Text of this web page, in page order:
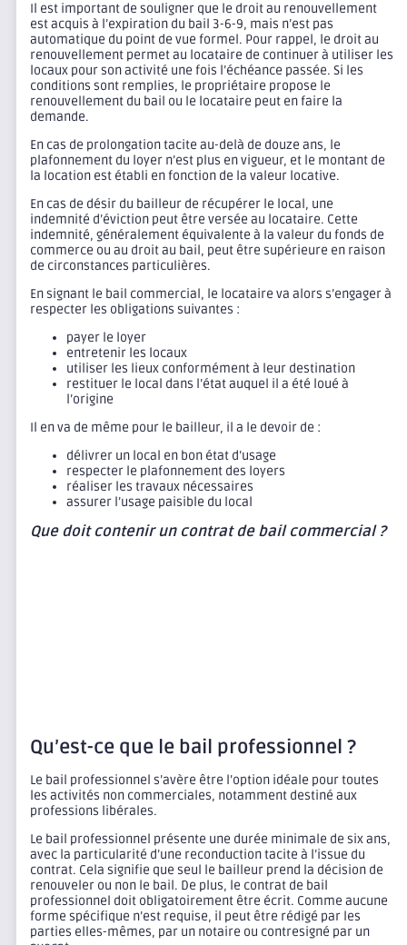
Il est important de souligner que le droit au renouvellement
est acquis à l’expiration du bail 3-6-9, mais n’est pas
automatique du point de vue formel. Pour rappel, le droit au
renouvellement permet au locataire de continuer à utiliser les
locaux pour son activité une fois l’échéance passée. Si les
conditions sont remplies, le propriétaire propose le
renouvellement du bail ou le locataire peut en faire la
demande.
En cas de prolongation tacite au-delà de douze ans, le
plafonnement du loyer n’est plus en vigueur, et le montant de
la location est établi en fonction de la valeur locative.
En cas de désir du bailleur de récupérer le local, une
indemnité d’éviction peut être versée au locataire. Cette
indemnité, généralement équivalente à la valeur du fonds de
commerce ou au droit au bail, peut être supérieure en raison
de circonstances particulières.
En signant le bail commercial, le locataire va alors s’engager à
respecter les obligations suivantes :
payer le loyer
entretenir les locaux
utiliser les lieux conformément à leur destination
restituer le local dans l’état auquel il a été loué à
l’origine
Il en va de même pour le bailleur, il a le devoir de :
délivrer un local en bon état d’usage
respecter le plafonnement des loyers
réaliser les travaux nécessaires
assurer l’usage paisible du local
Que doit contenir un contrat de bail commercial ?
Qu’est-ce que le bail professionnel ?
Le bail professionnel s’avère être l’option idéale pour toutes
les activités non commerciales, notamment destiné aux
professions libérales.
Le bail professionnel présente une durée minimale de six ans,
avec la particularité d’une reconduction tacite à l’issue du
contrat. Cela signifie que seul le bailleur prend la décision de
renouveler ou non le bail. De plus, le contrat de bail
professionnel doit obligatoirement être écrit. Comme aucune
forme spécifique n’est requise, il peut être rédigé par les
parties elles-mêmes, par un notaire ou contresigné par un